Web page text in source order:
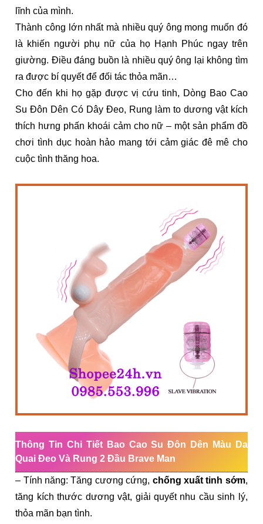
lĩnh của mình.
Thành công lớn nhất mà nhiều quý ông mong muốn đó
là khiến người phụ nữ của họ Hạnh Phúc ngay trên
giường. Điều đáng buồn là nhiều quý ông lại không tìm
ra được bí quyết để đối tác thỏa mãn…
Cho đến khi họ gặp được vị cứu tinh, Dòng Bao Cao
Su Đôn Dên Có Dây Đeo, Rung làm to dương vật kích
thích hưng phấn khoái cảm cho nữ – một sản phẩm đồ
chơi tình dục hoàn hảo mang tới cảm giác đê mê cho
cuộc tình thăng hoa.
Thông Tin Chi Tiết Bao Cao Su Đôn Dên Màu Da
Quai Đeo Và Rung 2 Đầu Brave Man
– Tính năng: Tăng cương cứng, chống xuất tinh sớm,
tăng kích thước dương vật, giải quyết nhu cầu sinh lý,
thỏa mãn bạn tình.